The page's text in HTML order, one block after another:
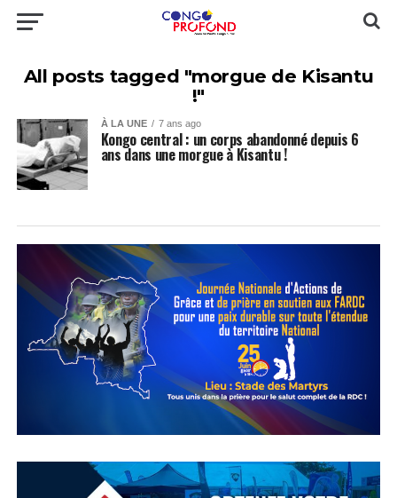
All posts tagged "morgue de Kisantu
!"
À LA UNE 7 ans ago
Kongo central : un corps abandonné depuis 6
ans dans une morgue à Kisantu !